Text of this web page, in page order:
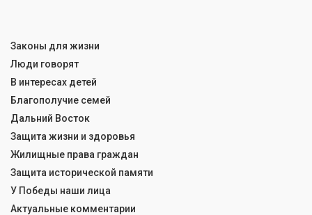
Законы для жизни
Люди говорят
В интересах детей
Благополучие семей
Дальний Восток
Защита жизни и здоровья
Жилищные права граждан
Защита исторической памяти
У Победы наши лица
Актуальные комментарии